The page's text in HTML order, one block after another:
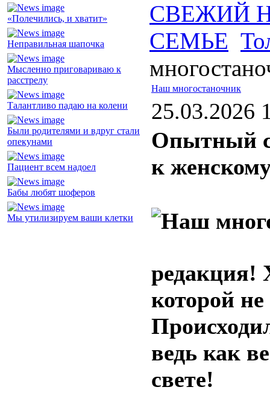
«Полечились, и хватит»
Неправильная шапочка
Мысленно приговариваю к
расстрелу
Талантливо падаю на колени
Были родителями и вдруг стали
опекунами
Пациент всем надоел
Бабы любят шоферов
Мы утилизируем ваши клетки
СВЕЖИЙ
СЕМЬЕ
Наш многостаночник
25.03.2026
Опытный
к
редакция!
которой
ведь как
свете!